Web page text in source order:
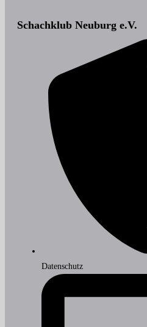
Schachklub Neuburg e.V.
Datenschutz